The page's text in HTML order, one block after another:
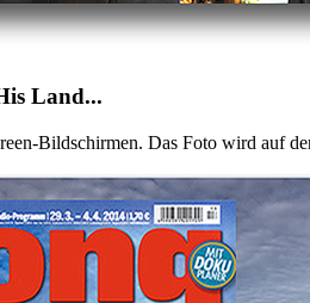
Land...
Bildschirmen. Das Foto wird auf